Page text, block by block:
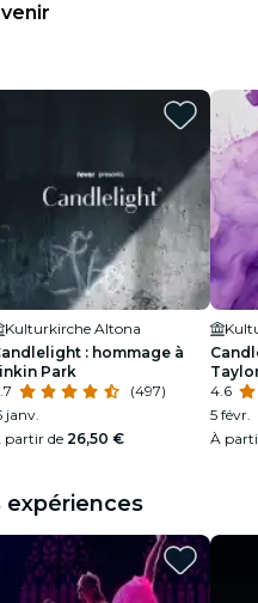
Kulturkirche Altona
: hommage à
Park
(497)
janv.
partir de 26,50 €
4.6
5 févr.
À
expériences